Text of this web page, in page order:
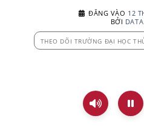
ĐĂNG VÀO 12
BỞI
THEO DÕI TRƯỜNG ĐẠI HỌC